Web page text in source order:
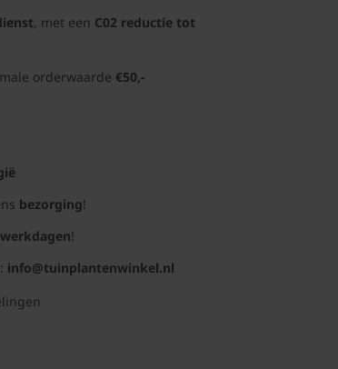
, met een C02 reductie tot
orderwaarde €50,-
bezorging!
!
info@tuinplantenwinkel.nl